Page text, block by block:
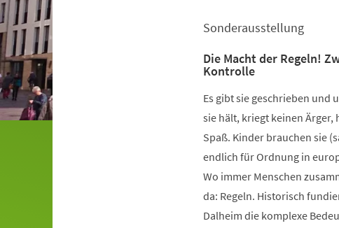
Sonderausstellung
Die Macht der Regeln!
Kontrolle
Es gibt sie geschrieben und
sie hält, kriegt keinen Ärger,
Spaß. Kinder brauchen sie
endlich für Ordnung in
Wo immer Menschen
da: Regeln. Historisch
Dalheim die komplexe